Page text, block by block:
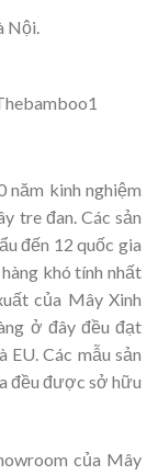
Nội.
năm kinh nghiệm
tre đan. Các sản
đến 12 quốc gia
khó tính nhất
của Mây Xinh
ở đây đều đạt
EU. Các mẫu sản
đều được sở hữu
của Mây